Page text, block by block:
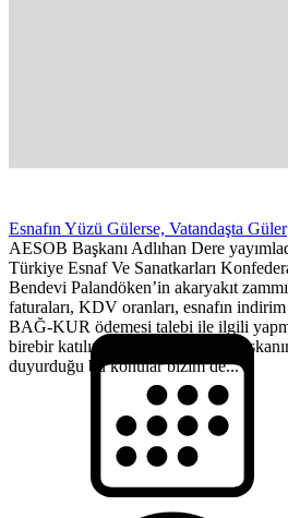
Esnafın Yüzü Gülerse, Vatandaşta Güler
AESOB Başkanı Adlıhan Dere
Türkiye Esnaf Ve Sanatkarları
Bendevi Palandöken’in akaryakıt
faturaları, KDV oranları, esnafın
BAĞ-KUR ödemesi talebi ile ilgili
birebir katılıyoruz. Sayın Genel
duyurduğu bu konular bizim de...